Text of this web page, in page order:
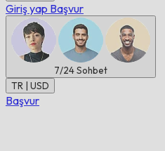
Giriş yap Başvur
7/24Sohbet
TR | USD
Başvur